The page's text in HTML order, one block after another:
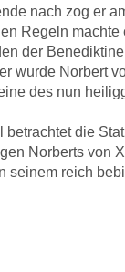
nach zog er
Regeln
der
wurde Norbert
des nun
betrachtet die
Norberts von
reich